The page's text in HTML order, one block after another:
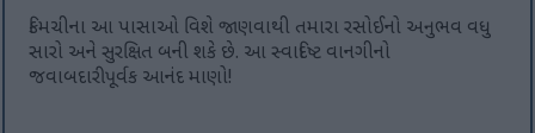
કિમચીના આ પાસાઓ વિશે જાણવાથી તમારા રસોઈનો અનુભવ વધુ
સારો અને સુરક્ષિત બની શકે છે. આ સ્વાદિષ્ટ વાનગીનો
જવાબદારીપૂર્વક આનંદ માણો!